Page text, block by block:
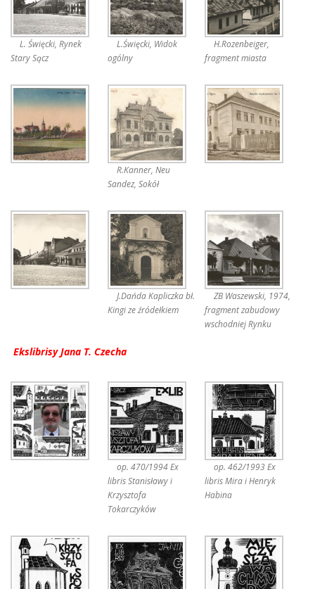
L. Święcki, Rynek
Stary Sącz
L.Święcki, Widok
ogólny
H.Rozenbeiger,
fragment miasta
R.Kanner, Neu
Sandez, Sokół
J.Dańda Kapliczka bł.
Kingi ze źródełkiem
ZB Waszewski, 1974,
fragment zabudowy
wschodniej Rynku
Ekslibrisy Jana T. Czecha
op. 470/1994 Ex
libris Stanisławy i
Krzysztofa
Tokarczyków
op. 462/1993 Ex
libris Mira i Henryk
Habina